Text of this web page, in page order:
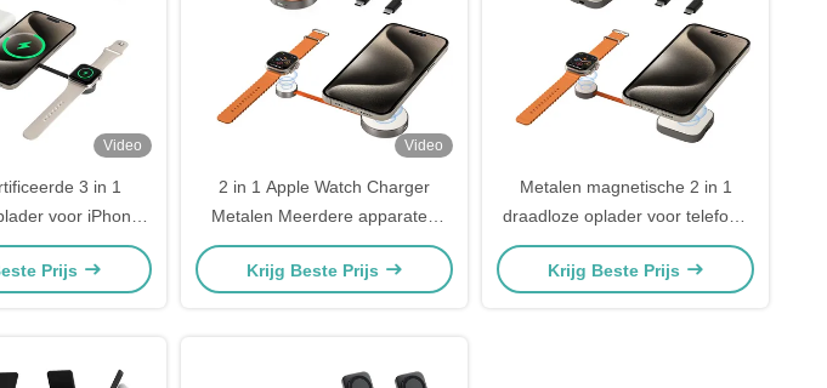
Video
3 in 1
voor iPhone
hoofdtelefoon
Prijs
Video
2 in 1 Apple Watch Charger
Metalen Meerdere apparaten
Draadloze reislader
Krijg Beste Prijs
Metalen magnetische 2 in 1
draadloze oplader voor telefoon
en horloge met meerdere
gebruiksscenario's
Krijg Beste Prijs